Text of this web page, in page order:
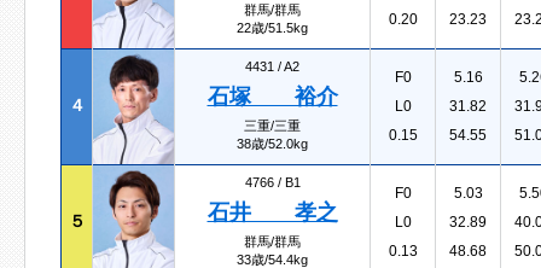
群馬/群馬
22歳/51.5kg
0.20
23.23
４
4431 /A2
石塚 裕介
三重/三重
38歳/52.0kg
F0
L0
0.15
5.16
31.82
54.55
５
4766 / B1
石井 孝之
群馬/群馬
33歳/54.4kg
F0
L0
0.13
5.03
32.89
48.68